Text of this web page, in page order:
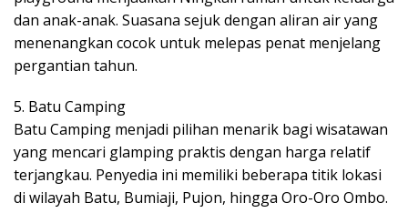
dan anak-anak. Suasana sejuk dengan aliran air yang
menenangkan cocok untuk melepas penat menjelang
pergantian tahun.
5. Batu Camping
Batu Camping menjadi pilihan menarik bagi wisatawan
yang mencari glamping praktis dengan harga relatif
terjangkau. Penyedia ini memiliki beberapa titik lokasi
di wilayah Batu, Bumiaji, Pujon, hingga Oro-Oro Ombo.